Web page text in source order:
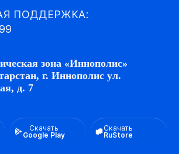
ПОДДЕРЖКА:
зона «Иннополис»
г. Иннополис ул.
д. 7
Скачать
Google Play
Скачать
RuStore